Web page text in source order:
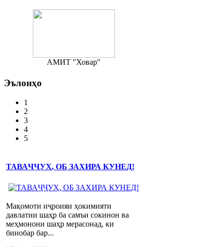
АМИТ "Ховар"
Эълонҳо
1
2
3
4
5
ТАВАҶҶУҲ, ОБ ЗАХИРА КУНЕД!
Мақомоти иҷроияи ҳокимияти
давлатии шаҳр ба самъи сокинон ва
меҳмонони шаҳр мерасонад, ки
бинобар бар...